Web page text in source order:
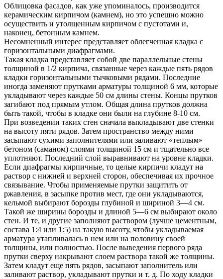
Облицовка фасадов, как уже упоминалось, производится
керамическим кирпичом (камнем), но это успешно можно
осуществить и утолщенным кирпичом с пустотами и,
наконец, бетонным камнем.
Несомненный интерес представляет облегченная кладка с
горизонтальными диафрагмами.
Такая кладка представляет собой две параллельные стены
толщиной в 1/2 кирпича, связанные через каждые пять рядов
кладки горизонтальными тычковыми рядами. Последние
иногда заменяют прутками арматуры толщиной 6 мм, которые
укладывают через каждые 50 см длины стены. Концы прутков
загибают под прямым утлом. Общая длина прутков должна
быть такой, чтобы в кладке они были на глубине 8-10 см.
При возведении таких стен сначала выкладывают две стенки
на высоту пяти рядов. Затем пространство между ними
засыпают сухими заполнителями или заливают «теплым»
бетоном (саманом) слоями толщиной 15 см и тщательно все
уплотняют. Последний слой выравнивают на уровне кладки.
Если диафрагмы кирпичные, то целые кирпичи кладут на
раствор с нижней и верхней сторон, обеспечивая их прочное
связывание. Чтобы применяемые прутки защитить от
ржавления, в засыпке против мест, где они укладываются,
кельмой выбирают борозды глубиной и шириной 3—4 см.
Такой же ширины борозды и длиной 5—6 см выбирают около
стен. И те, и другие заполняют раствором (лучше цементным,
состава 1:4 или 1:5) на такую высоту, чтобы укладываемая
арматура утапливалась в нем или на половину своей
толщины, или полностью. После выведения первого ряда
прутки сверху накрывают слоем раствора такой же толщины.
Затем кладут еще пять рядов, засыпают заполнитель или
заливают раствор, укладывают прутки и т. д. По ходу кладки